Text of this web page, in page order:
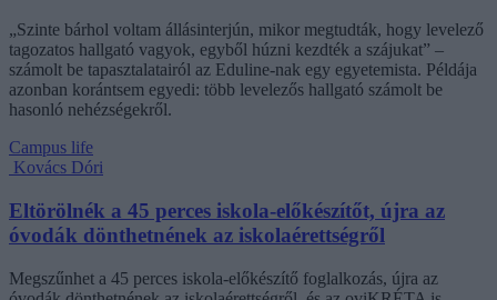
„Szinte bárhol voltam állásinterjún, mikor megtudták, hogy levelező
tagozatos hallgató vagyok, egyből húzni kezdték a szájukat” –
számolt be tapasztalatairól az Eduline-nak egy egyetemista. Példája
azonban korántsem egyedi: több levelezős hallgató számolt be
hasonló nehézségekről.
Campus life
Kovács Dóri
Eltörölnék a 45 perces iskola-előkészítőt, újra az
óvodák dönthetnének az iskolaérettségről
Megszűnhet a 45 perces iskola-előkészítő foglalkozás, újra az